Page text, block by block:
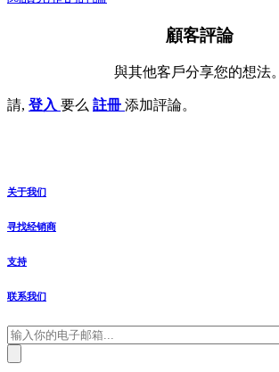
顧客評論
與其他客戶分享您的想法。
請, 登入 要么 註冊 添加評論。
关于我们
寻找经销商
支持
联系我们